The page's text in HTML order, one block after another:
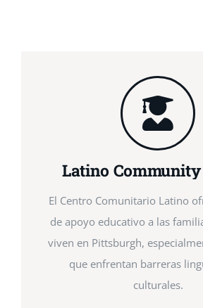
Latino
El Centro Comunitario Latino
de apoyo educativo a las
viven en Pittsburgh,
que enfrentan barreras
culturales.